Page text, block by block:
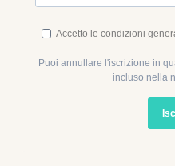
Accetto le condizioni
Puoi annullare l'iscrizione in
incluso nella